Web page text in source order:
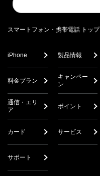
a
スマートフォン・携帯電話 トップ
iPhone 製品情報
料金プラン
キャンペー
ン
通信・エリ
ア
ポイント
カード サービス
サポート